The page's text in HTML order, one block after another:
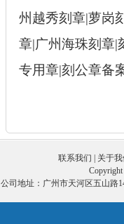
州越秀刻章|萝岗
章|广州海珠刻章|
专用章|刻公章备
联系我们
关于
公司地址：广州市天河区五山路